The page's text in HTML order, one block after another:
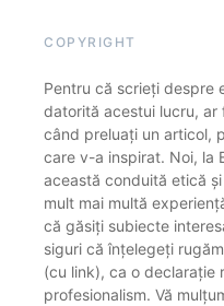
COPYRIGHT
Pentru că scrieți despre
datorită acestui lucru,
când preluați un articol,
care v-a inspirat. Noi, la
această conduită etică
mult mai multă
că găsiți subiecte
siguri că înțelegeți
(cu link), ca o declarație
profesionalism. Vă